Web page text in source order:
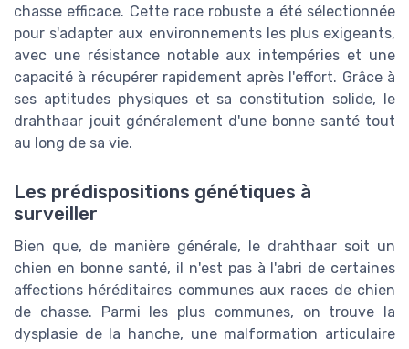
chasse efficace. Cette race robuste a été sélectionnée
pour s'adapter aux environnements les plus exigeants,
avec une résistance notable aux intempéries et une
capacité à récupérer rapidement après l'effort. Grâce à
ses aptitudes physiques et sa constitution solide, le
drahthaar jouit généralement d'une bonne santé tout
au long de sa vie.
Les prédispositions génétiques à
surveiller
Bien que, de manière générale, le drahthaar soit un
chien en bonne santé, il n'est pas à l'abri de certaines
affections héréditaires communes aux races de chien
de chasse. Parmi les plus communes, on trouve la
dysplasie de la hanche, une malformation articulaire